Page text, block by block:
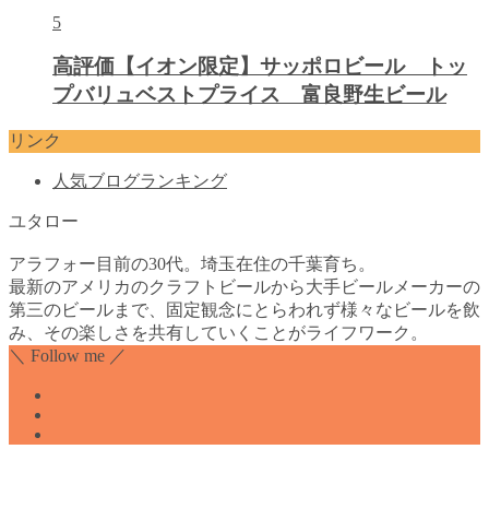
5
高評価【イオン限定】サッポロビール トッ
プバリュベストプライス 富良野生ビール
リンク
人気ブログランキング
ユタロー
アラフォー目前の30代。埼玉在住の千葉育ち。
最新のアメリカのクラフトビールから大手ビールメーカーの
第三のビールまで、固定観念にとらわれず様々なビールを飲
み、その楽しさを共有していくことがライフワーク。
＼ Follow me ／